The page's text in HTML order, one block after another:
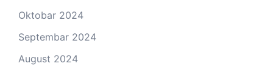
Oktobar 2024
Septembar 2024
August 2024